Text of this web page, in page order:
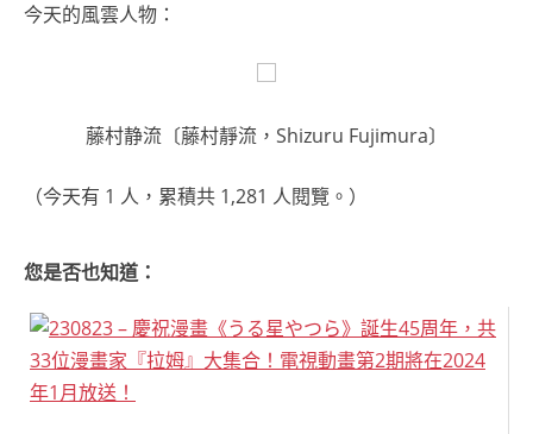
今天的風雲人物：
藤村静流〔藤村靜流，Shizuru Fujimura〕
（今天有 1 人，累積共 1,281 人閱覽。）
您是否也知道：